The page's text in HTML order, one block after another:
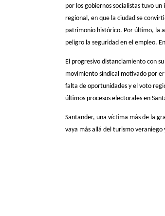
por los gobiernos socialistas tuvo
regional, en que la ciudad se
patrimonio histórico. Por último, la
peligro la seguridad en el empleo.
El progresivo distanciamiento con
movimiento sindical motivado por
falta de oportunidades y el voto
últimos procesos electorales en
Santander, una víctima más de la
vaya más allá del turismo veraniego